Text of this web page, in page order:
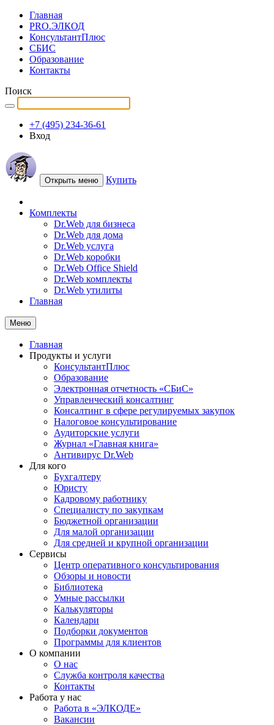
Главная
PRO.ЭЛКОД
КонсультантПлюс
СБИС
Образование
Контакты
Поиск
+7 (495) 234-36-61
Вход
Открыть меню Купить
Комплекты
Dr.Web для бизнеса
Dr.Web для дома
Dr.Web услуга
Dr.Web коробки
Dr.Web Office Shield
Dr.Web комплекты
Dr.Web утилиты
Главная
Меню
Главная
Продукты и услуги
КонсультантПлюс
Образование
Электронная отчетность «СБиС»
Управленческий консалтинг
Консалтинг в сфере регулируемых закупок
Налоговое консультирование
Аудиторские услуги
Журнал «Главная книга»
Антивирус Dr.Web
Для кого
Бухгалтеру
Юристу
Кадровому работнику
Специалисту по закупкам
Бюджетной организации
Для малой организации
Для средней и крупной организации
Сервисы
Центр оперативного консультирования
Обзоры и новости
Библиотека
Умные рассылки
Калькуляторы
Календари
Подборки документов
Программы для клиентов
О компании
О нас
Служба контроля качества
Контакты
Работа у нас
Работа в «ЭЛКОДЕ»
Вакансии